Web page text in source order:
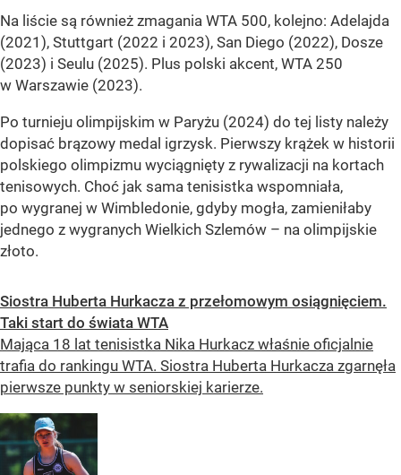
Na liście są również zmagania WTA 500, kolejno: Adelajda
(2021), Stuttgart (2022 i 2023), San Diego (2022), Dosze
(2023) i Seulu (2025). Plus polski akcent, WTA 250
w Warszawie (2023).
Po turnieju olimpijskim w Paryżu (2024) do tej listy należy
dopisać brązowy medal igrzysk. Pierwszy krążek w historii
polskiego olimpizmu wyciągnięty z rywalizacji na kortach
tenisowych. Choć jak sama tenisistka wspomniała,
po wygranej w Wimbledonie, gdyby mogła, zamieniłaby
jednego z wygranych Wielkich Szlemów – na olimpijskie
złoto.
Siostra Huberta Hurkacza z przełomowym osiągnięciem.
Taki start do świata WTA
Mająca 18 lat tenisistka Nika Hurkacz właśnie oficjalnie
trafia do rankingu WTA. Siostra Huberta Hurkacza zgarnęła
pierwsze punkty w seniorskiej karierze.